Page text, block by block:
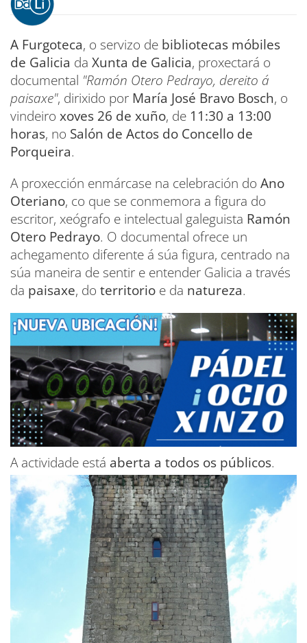
A Furgoteca, o servizo de bibliotecas móbiles
de Galicia da Xunta de Galicia, proxectará o
documental "Ramón Otero Pedrayo, dereito á
paisaxe", dirixido por María José Bravo Bosch, o
vindeiro xoves 26 de xuño, de 11:30 a 13:00
horas, no Salón de Actos do Concello de
Porqueira.
A proxección enmárcase na celebración do Ano
Oteriano, co que se conmemora a figura do
escritor, xeógrafo e intelectual galeguista Ramón
Otero Pedrayo. O documental ofrece un
achegamento diferente á súa figura, centrado na
súa maneira de sentir e entender Galicia a través
da paisaxe, do territorio e da natureza.
A actividade está aberta a todos os públicos.